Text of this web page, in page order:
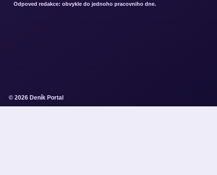
Odpoved redakce: obvykle do jednoho pracovniho dne.
© 2026 Deník Portal